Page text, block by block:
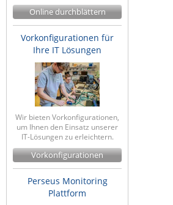
News zu unseren Herstellern
Online durchblättern
Vorkonfigurationen für
Ihre IT Lösungen
Wir bieten Vorkonfigurationen,
um Ihnen den Einsatz unserer
IT-Lösungen zu erleichtern.
Vorkonfigurationen
Perseus Monitoring
Plattform